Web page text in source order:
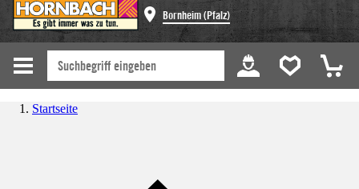
Bornheim (Pfalz)
Startseite